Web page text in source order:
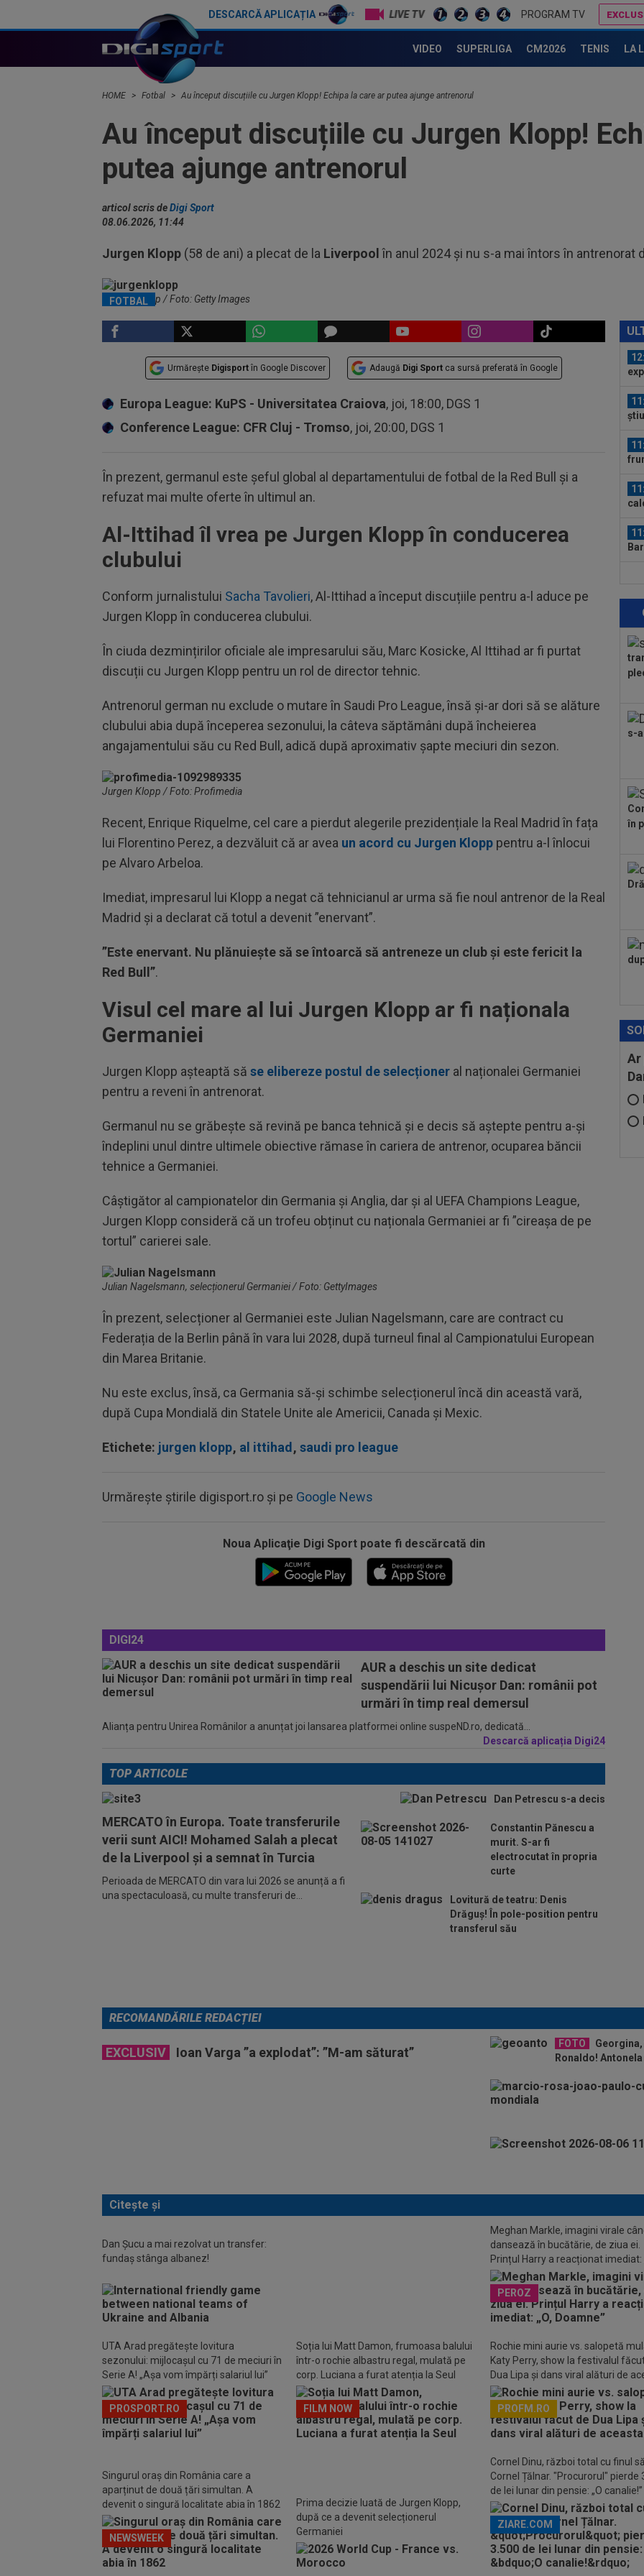
DESCARCĂ APLICAȚIA LIVE TV PROGRAM TV
VIDEO SUPERLIGA CM2026 TENIS LA
HOME Fotbal Au început discuțiile cu Jurgen Klopp! Echipa la care ar putea ajunge antrenorul
Au început discuțiile cu Jurgen Klopp!
putea ajunge antrenorul
articol scris deDigi Sport
08.06.2026, 11:44
Jurgen Klopp (58 de ani) a plecat de la Liverpool în anul 2024 și nu s-a mai întors în antrenorat
FOTBAL
Jurgen Klopp / Foto: Getty Images
Urmărește Digisport în Google Discover Adaugă Digi Sport ca sursă preferată în Google
Europa League: KuPS - Universitatea Craiova, joi, 18:00, DGS 1
Conference League: CFR Cluj - Tromso, joi, 20:00, DGS 1
În prezent, germanul este șeful global al departamentului de fotbal de la Red Bull și a
refuzat mai multe oferte în ultimul an.
Al-Ittihad îl vrea pe Jurgen Klopp în conducerea
clubului
Conform jurnalistului Sacha Tavolieri, Al-Ittihad a început discuțiile pentru a-l aduce pe
Jurgen Klopp în conducerea clubului.
În ciuda dezmințirilor oficiale ale impresarului său, Marc Kosicke, Al Ittihad ar fi purtat
discuții cu Jurgen Klopp pentru un rol de director tehnic.
Antrenorul german nu exclude o mutare în Saudi Pro League, însă și-ar dori să se alăture
clubului abia după începerea sezonului, la câteva săptămâni după încheierea
angajamentului său cu Red Bull, adică după aproximativ șapte meciuri din sezon.
Jurgen Klopp / Foto: Profimedia
Recent, Enrique Riquelme, cel care a pierdut alegerile prezidențiale la Real Madrid în fața
lui Florentino Perez, a dezvăluit că ar avea un acord cu Jurgen Klopp pentru a-l înlocui
pe Alvaro Arbeloa.
Imediat, impresarul lui Klopp a negat că tehnicianul ar urma să fie noul antrenor de la Real
Madrid și a declarat că totul a devenit ”enervant”.
”Este enervant. Nu plănuiește să se întoarcă să antreneze un club și este fericit la
Red Bull”.
Visul cel mare al lui Jurgen Klopp ar fi naționala
Germaniei
Jurgen Klopp așteaptă să se elibereze postul de selecționer al naționalei Germaniei
pentru a reveni în antrenorat.
Germanul nu se grăbește să revină pe banca tehnică și e decis să aștepte pentru a-și
îndeplini unul dintre ultimele obiective rămase în cariera de antrenor, ocuparea băncii
tehnice a Germaniei.
Câștigător al campionatelor din Germania și Anglia, dar și al UEFA Champions League,
Jurgen Klopp consideră că un trofeu obținut cu naționala Germaniei ar fi ”cireașa de pe
tortul” carierei sale.
Julian Nagelsmann, selecționerul Germaniei / Foto: GettyImages
În prezent, selecționer al Germaniei este Julian Nagelsmann, care are contract cu
Federația de la Berlin până în vara lui 2028, după turneul final al Campionatului European
din Marea Britanie.
Nu este exclus, însă, ca Germania să-și schimbe selecționerul încă din această vară,
după Cupa Mondială din Statele Unite ale Americii, Canada și Mexic.
Etichete: jurgen klopp, al ittihad , saudi pro league
Urmărește știrile digisport.ro și pe Google News
Noua Aplicaţie Digi Sport poate fi descărcată din
DIGI24
AUR a deschis un site dedicat
suspendării lui Nicușor Dan: românii pot
urmări în timp real demersul
Alianța pentru Unirea Românilor a anunțat joi lansarea platformei online suspeND.ro, dedicată...
Descarcă aplicația Digi24
să
s-
în
Ar
TOP ARTICOLE
MERCATO în Europa. Toate transferurile
verii sunt AICI! Mohamed Salah a plecat
de la Liverpool și a semnat în Turcia
Perioada de MERCATO din vara lui 2026 se anunță a fi
una spectaculoasă, cu multe transferuri de...
Dan Petrescu s-a decis
Constantin Pănescu a
murit. S-ar fi
electrocutat în propria
curte
Lovitură de teatru: Denis
Drăguș! În pole-position pentru
transferul său
RECOMANDĂRILE REDACȚIEI
EXCLUSIV Ioan Varga ”a explodat”: ”M-am săturat”
FOTO
Ronaldo!
Citește și
Dan Șucu a mai rezolvat un transfer:
fundaș stânga albanez!
Meghan Markle, imagini virale
dansează în bucătărie, de ziua ei.
Prințul Harry a reacționat imediat:
Doamne”
PEROZ
UTA Arad pregătește lovitura
sezonului: mijlocașul cu 71 de meciuri în
Serie A! „Așa vom împărți salariul lui”
PROSPORT.RO
Soția lui Matt Damon, frumoasa balului
într-o rochie albastru regal, mulată pe
corp. Luciana a furat atenția la Seul
FILM NOW
Rochie mini aurie vs. salopetă
Katy Perry, show la festivalul
Dua Lipa și dans viral alături de
PROFM.RO
Singurul oraș din România care a
aparținut de două țări simultan. A
devenit o singură localitate abia în 1862
NEWSWEEK
Prima decizie luată de Jurgen Klopp,
după ce a devenit selecționerul
Germaniei
Cornel Dinu, război total cu finul
Cornel Țălnar. "Procurorul" pierde
de lei lunar din pensie: „O canalie!”
ZIARE.COM